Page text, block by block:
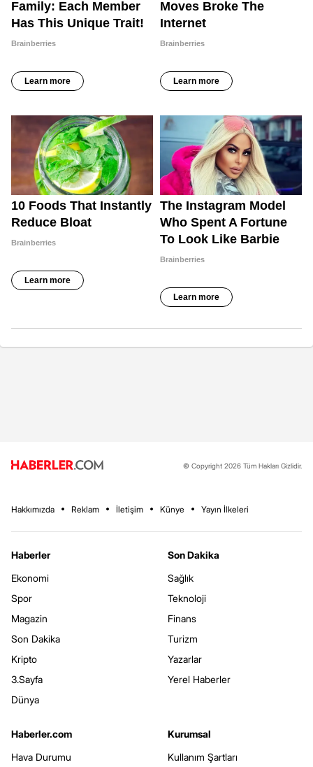
© Copyright 2026 Tüm Hakları Gizlidir.
Hakkımızda Reklam İletişim Künye Yayın İlkeleri
Haberler
Ekonomi
Spor
Magazin
Son Dakika
Kripto
3.Sayfa
Dünya
Son Dakika
Sağlık
Teknoloji
Finans
Turizm
Yazarlar
Yerel Haberler
Haberler.com
Hava Durumu
Kurumsal
Kullanım Şartları